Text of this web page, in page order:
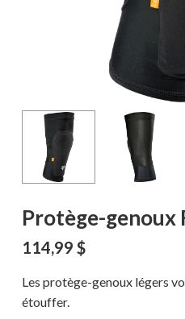
Protège-genoux
114,99 $
Les protège-genoux légers
étouffer.